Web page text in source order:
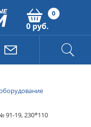
0
0 руб.
19, 230*110